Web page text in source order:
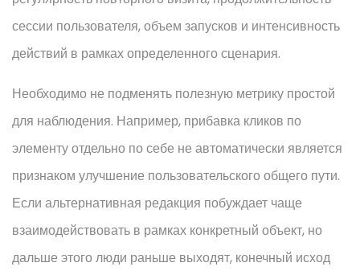
сессии пользователя, объем запусков и интенсивность
действий в рамках определенного сценария.
Необходимо не подменять полезную метрику простой
для наблюдения. Например, прибавка кликов по
элементу отдельно по себе не автоматически является
признаком улучшение пользовательского общего пути.
Если альтернативная редакция побуждает чаще
взаимодействовать в рамках конкретный объект, но
дальше этого люди раньше выходят, конечный исход